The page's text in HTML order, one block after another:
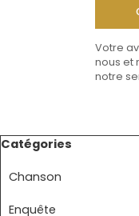
Votre
nous et
notre
Sauter le bloc
Catégories
Chanson
Enquête